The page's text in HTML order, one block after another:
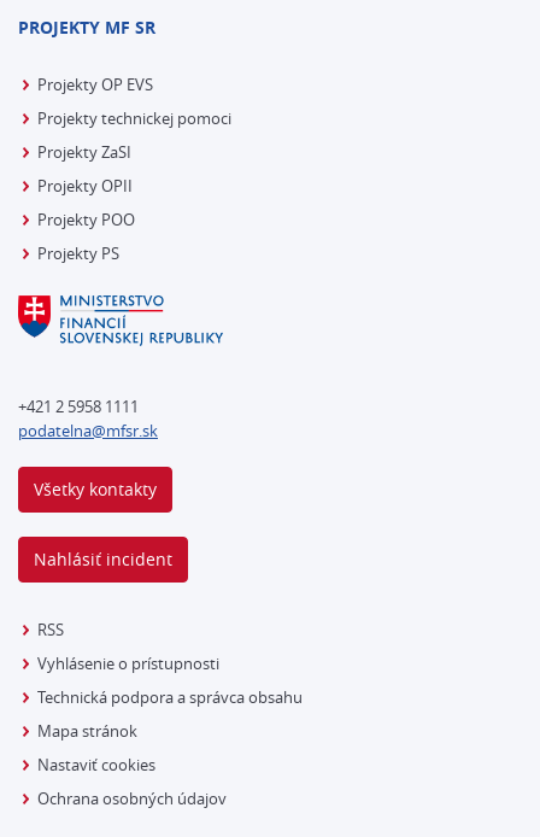
PROJEKTY MF SR
Projekty OP EVS
Projekty technickej pomoci
Projekty ZaSI
Projekty OPII
Projekty POO
Projekty PS
+421 2 5958 1111
podatelna@mfsr.sk
Všetky kontakty
Nahlásiť incident
RSS
Vyhlásenie o prístupnosti
Technická podpora a správca obsahu
Mapa stránok
Nastaviť cookies
Ochrana osobných údajov